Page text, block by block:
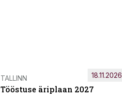
TALLINN
Tööstuse äriplaan 2027
18.11.2026